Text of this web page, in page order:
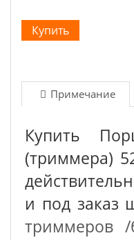
Примечание
Купить
(триммера)
и под заказ
триммеров /